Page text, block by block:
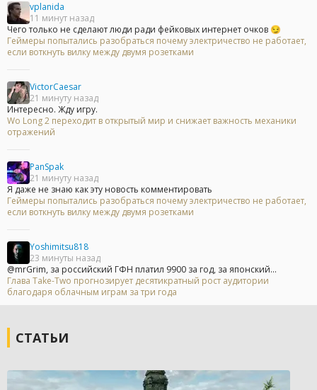
vplanida
11 минут назад
Чего только не сделают люди ради фейковых интернет очков 😏
Геймеры попытались разобраться почему электричество не работает,
если воткнуть вилку между двумя розетками
VictorCaesar
21 минуту назад
Интересно. Жду игру.
Wo Long 2 переходит в открытый мир и снижает важность механики
отражений
PanSpak
21 минуту назад
Я даже не знаю как эту новость комментировать
Геймеры попытались разобраться почему электричество не работает,
если воткнуть вилку между двумя розетками
Yoshimitsu818
23 минуты назад
@mrGrim, за российский ГФН платил 9900 за год, за японский...
Глава Take-Two прогнозирует десятикратный рост аудитории
благодаря облачным играм за три года
СТАТЬИ